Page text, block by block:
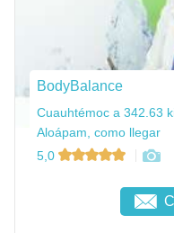
BodyBalance
Cuauhtémoc a 342.63
Aloápam, como llegar
5,0